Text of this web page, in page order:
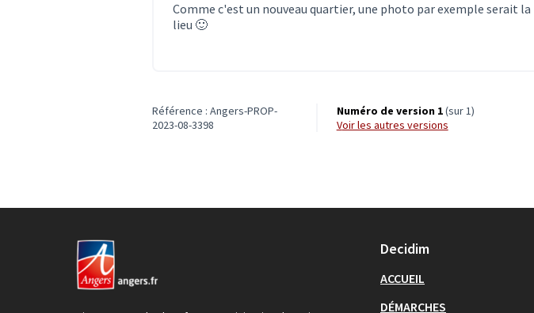
Comme c'est un nouveau quartier, une photo par exemple serait
lieu 🙂
Référence : Angers-PROP-
2023-08-3398
Numéro de version 1(sur 1)
voir les autres versions
Decidim
ACCUEIL
DÉMARCHES